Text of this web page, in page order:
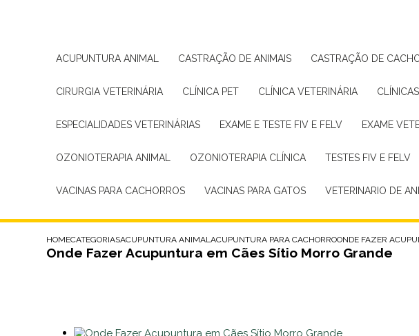
ACUPUNTURA ANIMAL CASTRAÇÃO DE ANIMAIS CASTRAÇÃO DE
CIRURGIA VETERINÁRIA CLÍNICA PET CLÍNICA VETERINÁRIA
ESPECIALIDADES VETERINÁRIAS EXAME E TESTE FIV E FELV EXAME
OZONIOTERAPIA ANIMAL OZONIOTERAPIA CLÍNICA TESTES FIV E FELV
VACINAS PARA CACHORROS VACINAS PARA GATOS VETERINARIO DE
HOMECATEGORIASACUPUNTURA ANIMALACUPUNTURA PARA CACHORROONDE FAZER
Onde Fazer Acupuntura em Cães Sítio Morro Grande